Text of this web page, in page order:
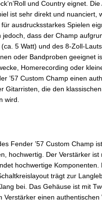
und Country eignet.
ist sehr direkt und nuanciert,
ausdrucksstarkes Spielen
jedoch, dass der Champ
5 Watt) und des 8-Zoll-
oder Bandproben geeignet
Homerecording oder
’57 Custom Champ einen
Gitarristen, die den
wird.
Fender ’57 Custom Champ
hochwertig. Der Verstärker ist
hochwertige Komponenten.
trägt zur
bei. Das Gehäuse ist mit
Verstärker einen authentischen